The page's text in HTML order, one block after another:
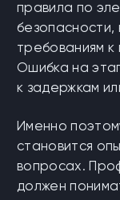
правила по
безопасности,
требованиям к
Ошибка на
к задержкам
Именно
становится
вопросах.
должен